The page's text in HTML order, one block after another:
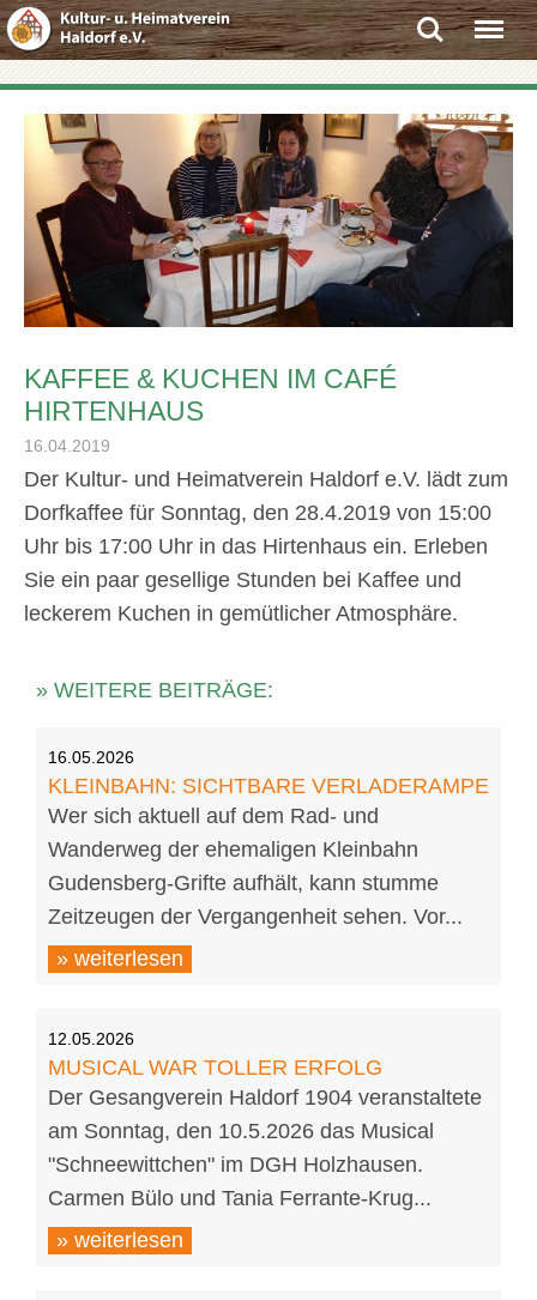
SearchMenu
KAFFEE & KUCHEN IM CAFÉ
HIRTENHAUS
16.04.2019
Der Kultur- und Heimatverein Haldorf e.V. lädt zum
Dorfkaffee für Sonntag, den 28.4.2019 von 15:00
Uhr bis 17:00 Uhr in das Hirtenhaus ein. Erleben
Sie ein paar gesellige Stunden bei Kaffee und
leckerem Kuchen in gemütlicher Atmosphäre.
» WEITERE BEITRÄGE:
16.05.2026
KLEINBAHN: SICHTBARE VERLADERAMPE
Wer sich aktuell auf dem Rad- und
Wanderweg der ehemaligen Kleinbahn
Gudensberg-Grifte aufhält, kann stumme
Zeitzeugen der Vergangenheit sehen. Vor...
» weiterlesen
12.05.2026
MUSICAL WAR TOLLER ERFOLG
Der Gesangverein Haldorf 1904 veranstaltete
am Sonntag, den 10.5.2026 das Musical
"Schneewittchen" im DGH Holzhausen.
Carmen Bülo und Tania Ferrante-Krug...
» weiterlesen